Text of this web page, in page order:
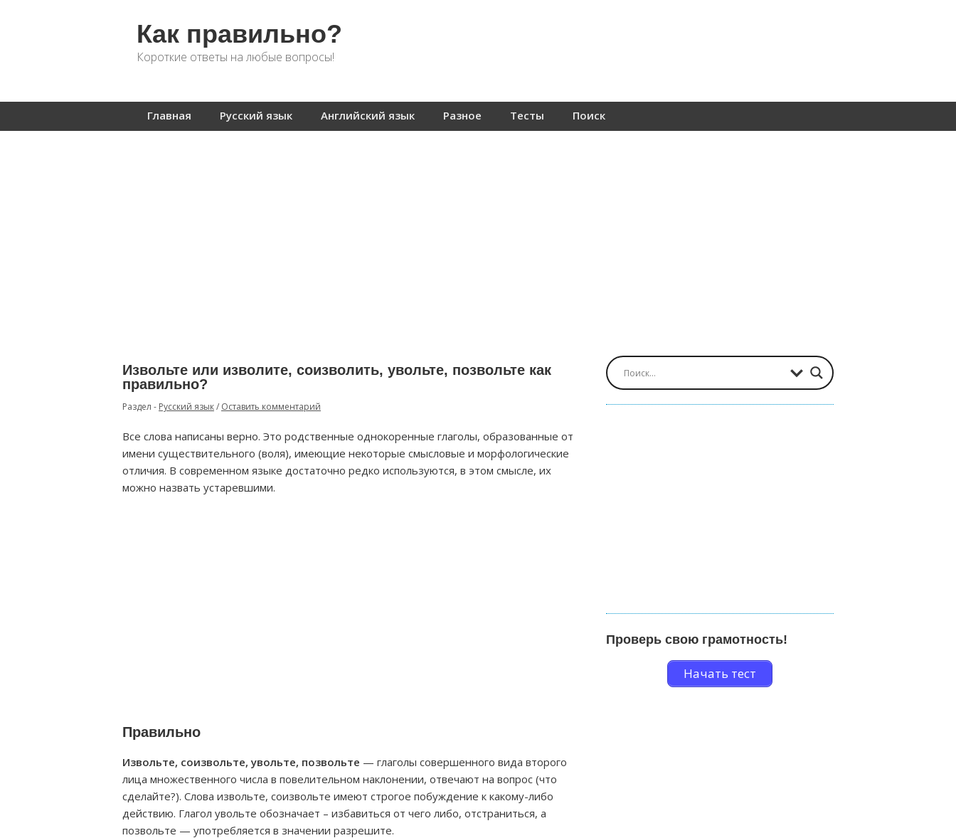
Как правильно?
Короткие ответы на любые вопросы!
Главная Русский язык Английский язык Разное Тесты Поиск
Извольте или изволите, соизволить, увольте, позвольте как
правильно?
Раздел - Русский язык/ Оставить комментарий
Все слова написаны верно. Это родственные однокоренные глаголы, образованные от
имени существительного (воля), имеющие некоторые смысловые и морфологические
отличия. В современном языке достаточно редко используются, в этом смысле, их
можно назвать устаревшими.
Правильно
Извольте, соизвольте, увольте, позвольте — глаголы совершенного вида второго
лица множественного числа в повелительном наклонении, отвечают на вопрос (что
сделайте?). Слова извольте, соизвольте имеют строгое побуждение к какому-либо
действию. Глагол увольте обозначает – избавиться от чего либо, отстраниться, а
позвольте — употребляется в значении разрешите.
Проверь свою грамотность!
Начать тест